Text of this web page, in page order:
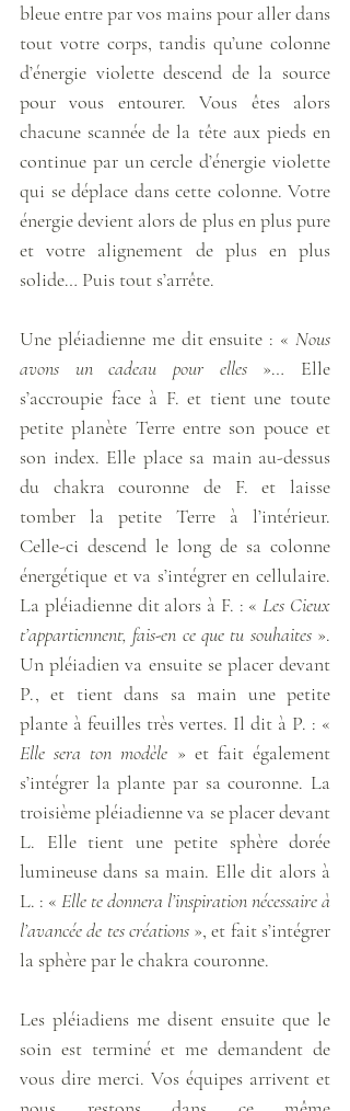
bleue entre par vos mains pour aller dans
tout votre corps, tandis qu’une colonne
d’énergie violette descend de la source
pour vous entourer. Vous êtes alors
chacune scannée de la tête aux pieds en
continue par un cercle d’énergie violette
qui se déplace dans cette colonne. Votre
énergie devient alors de plus en plus pure
et votre alignement de plus en plus
solide… Puis tout s’arrête.
Une pléiadienne me dit ensuite : « Nous
avons un cadeau pour elles »… Elle
s’accroupie face à F. et tient une toute
petite planète Terre entre son pouce et
son index. Elle place sa main au-dessus
du chakra couronne de F. et laisse
tomber la petite Terre à l’intérieur.
Celle-ci descend le long de sa colonne
énergétique et va s’intégrer en cellulaire.
La pléiadienne dit alors à F. : « Les Cieux
t’appartiennent, fais-en ce que tu souhaites ».
Un pléiadien va ensuite se placer devant
P., et tient dans sa main une petite
Elle sera ton modèle » et fait également
s’intégrer la plante par sa couronne. La
troisième pléiadienne va se placer devant
L. Elle tient une petite sphère dorée
lumineuse dans sa main. Elle dit alors à
L. : « Elle te donnera l’inspiration nécessaire à
l’avancée de tes créations », et fait s’intégrer
la sphère par le chakra couronne.
Les pléiadiens me disent ensuite que le
soin est terminé et me demandent de
vous dire merci. Vos équipes arrivent et